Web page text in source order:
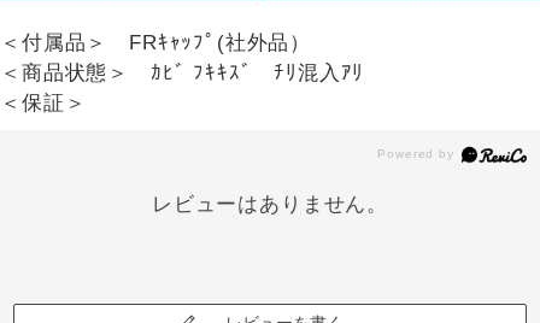
＜付属品＞ FRｷｬｯﾌﾟ(社外品）
＜商品状態＞ ｶﾋﾞ ﾌｷｷｽﾞ ﾁﾘ混入ｱﾘ
＜保証＞
レビューはありません。